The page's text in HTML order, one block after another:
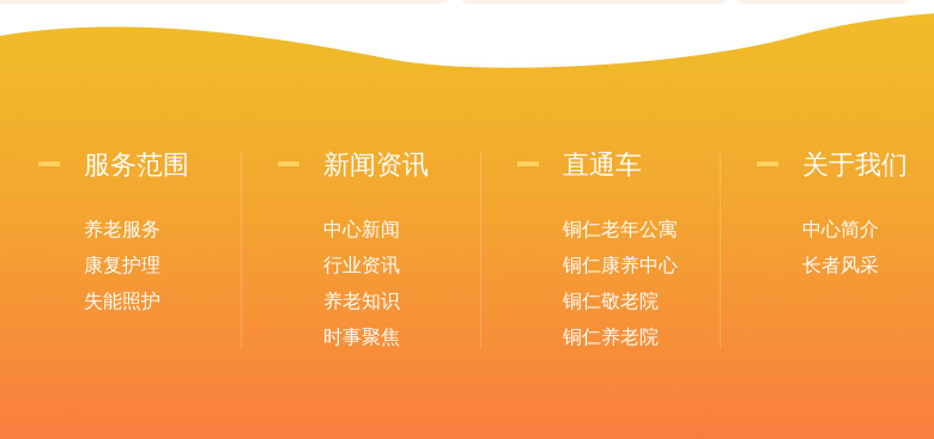
服务范围
养老服务
康复护理
失能照护
新闻资讯
中心新闻
行业资讯
养老知识
时事聚焦
直通车
铜仁老年公寓
铜仁康养中心
铜仁敬老院
铜仁养老院
关于我们
中心简介
长者风采